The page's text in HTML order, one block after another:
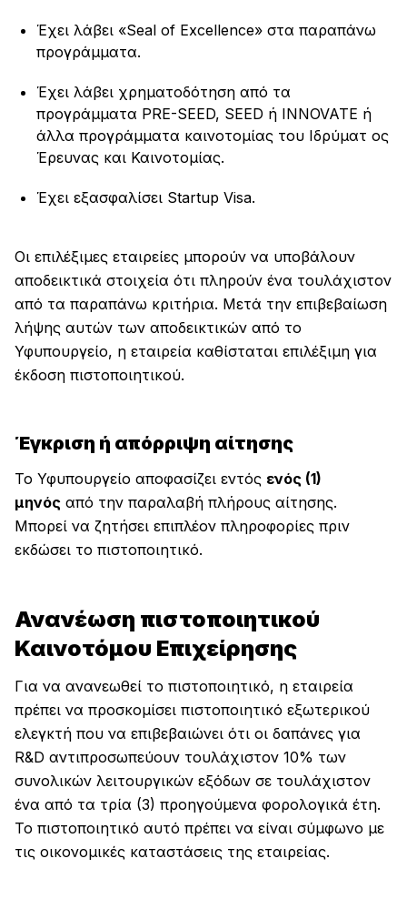
Έχει λάβει «Seal of Excellence» στα παραπάνω
προγράμματα.
Έχει λάβει χρηματοδότηση από τα
προγράμματα PRE-SEED, SEED ή INNOVATE ή
άλλα προγράμματα καινοτομίας του Ιδρύματ ος
Έρευνας και Καινοτομίας.
Έχει εξασφαλίσει Startup Visa.
Οι επιλέξιμες εταιρείες μπορούν να υποβάλουν
αποδεικτικά στοιχεία ότι πληρούν ένα τουλάχιστον
από τα παραπάνω κριτήρια. Μετά την επιβεβαίωση
λήψης αυτών των αποδεικτικών από το
Υφυπουργείο, η εταιρεία καθίσταται επιλέξιμη για
έκδοση πιστοποιητικού.
Έγκριση ή απόρριψη αίτησης
Το Υφυπουργείο αποφασίζει εντός ενός (1)
μηνός από την παραλαβή πλήρους αίτησης.
Μπορεί να ζητήσει επιπλέον πληροφορίες πριν
εκδώσει το πιστοποιητικό.
Ανανέωση πιστοποιητικού
Καινοτόμου Επιχείρησης
Για να ανανεωθεί το πιστοποιητικό, η εταιρεία
πρέπει να προσκομίσει πιστοποιητικό εξωτερικού
ελεγκτή που να επιβεβαιώνει ότι οι δαπάνες για
R&D αντιπροσωπεύουν τουλάχιστον 10% των
συνολικών λειτουργικών εξόδων σε τουλάχιστον
ένα από τα τρία (3) προηγούμενα φορολογικά έτη.
Το πιστοποιητικό αυτό πρέπει να είναι σύμφωνο με
τις οικονομικές καταστάσεις της εταιρείας.